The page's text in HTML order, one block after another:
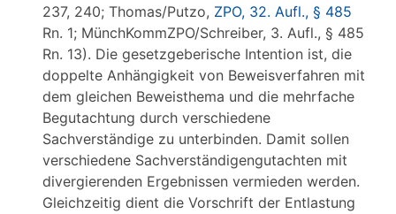
237, 240; Thomas/Putzo, ZPO, 32. Aufl., § 485
Rn. 1; MünchKommZPO/Schreiber, 3. Aufl., § 485
Rn. 13). Die gesetzgeberische Intention ist, die
doppelte Anhängigkeit von Beweisverfahren mit
dem gleichen Beweisthema und die mehrfache
Begutachtung durch verschiedene
Sachverständige zu unterbinden. Damit sollen
verschiedene Sachverständigengutachten mit
divergierenden Ergebnissen vermieden werden.
Gleichzeitig dient die Vorschrift der Entlastung